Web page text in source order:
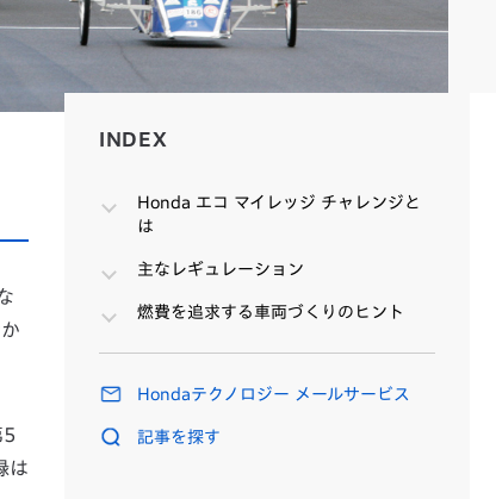
5
は
INDEX
Honda エコ マイレッジ チャレンジと
は
主なレギュレーション
燃費を追求する車両づくりのヒント
Hondaテクノロジー メールサービス
記事を探す